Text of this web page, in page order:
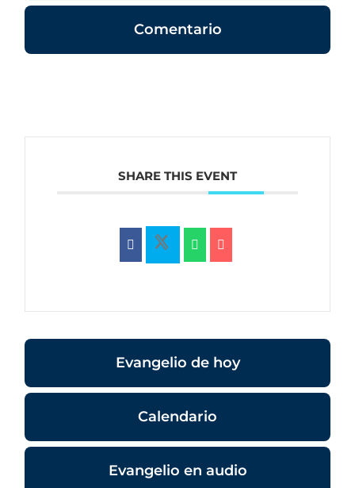
Comentario
SHARE THIS EVENT
Evangelio de hoy
Calendario
Evangelio en audio